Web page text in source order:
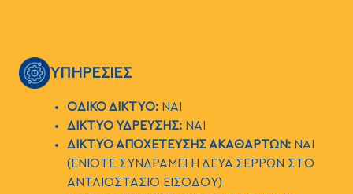
ΕΙΚΟΝΑΥΠΗΡΕΣΙΕΣ
ΟΔΙΚΟ ΔΙΚΤΥΟ: ΝΑΙ
ΔΙΚΤΥΟ ΥΔΡΕΥΣΗΣ:ΝΑΙ
ΔΙΚΤΥΟ ΑΠΟΧΕΤΕΥΣΗΣ ΑΚΑΘΑΡΤΩΝ:ΝΑΙ
(ΕΝΙΟΤΕ ΣΥΝΔΡΑΜΕΙ Η ΔΕΥΑ ΣΕΡΡΩΝ ΣΤΟ
ΑΝΤΛΙΟΣΤΑΣΙΟ ΕΙΣΟΔΟΥ)